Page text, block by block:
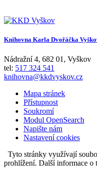
Knihovna Karla Dvořáčka
Nádražní 4, 682 01 , Vyškov
tel: 517 324 541
knihovna@kkdvyskov.cz
Mapa stránek
Přístupnost
Soukromí
Modul OpenSearch
Napište nám
Nastavení cookies
Tyto stránky využívají
prohlížení. Další informace o